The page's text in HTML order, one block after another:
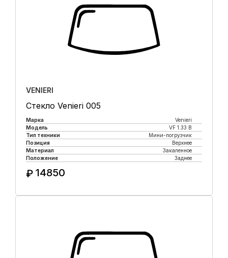
VENIERI
Стекло Venieri 005
Марка
Venieri
Модель
VF 1.33 B
Тип техники
Мини-погрузчик
Позиция
Верхнее
Материал
Закаленное
Положение
Заднее
₽ 14850